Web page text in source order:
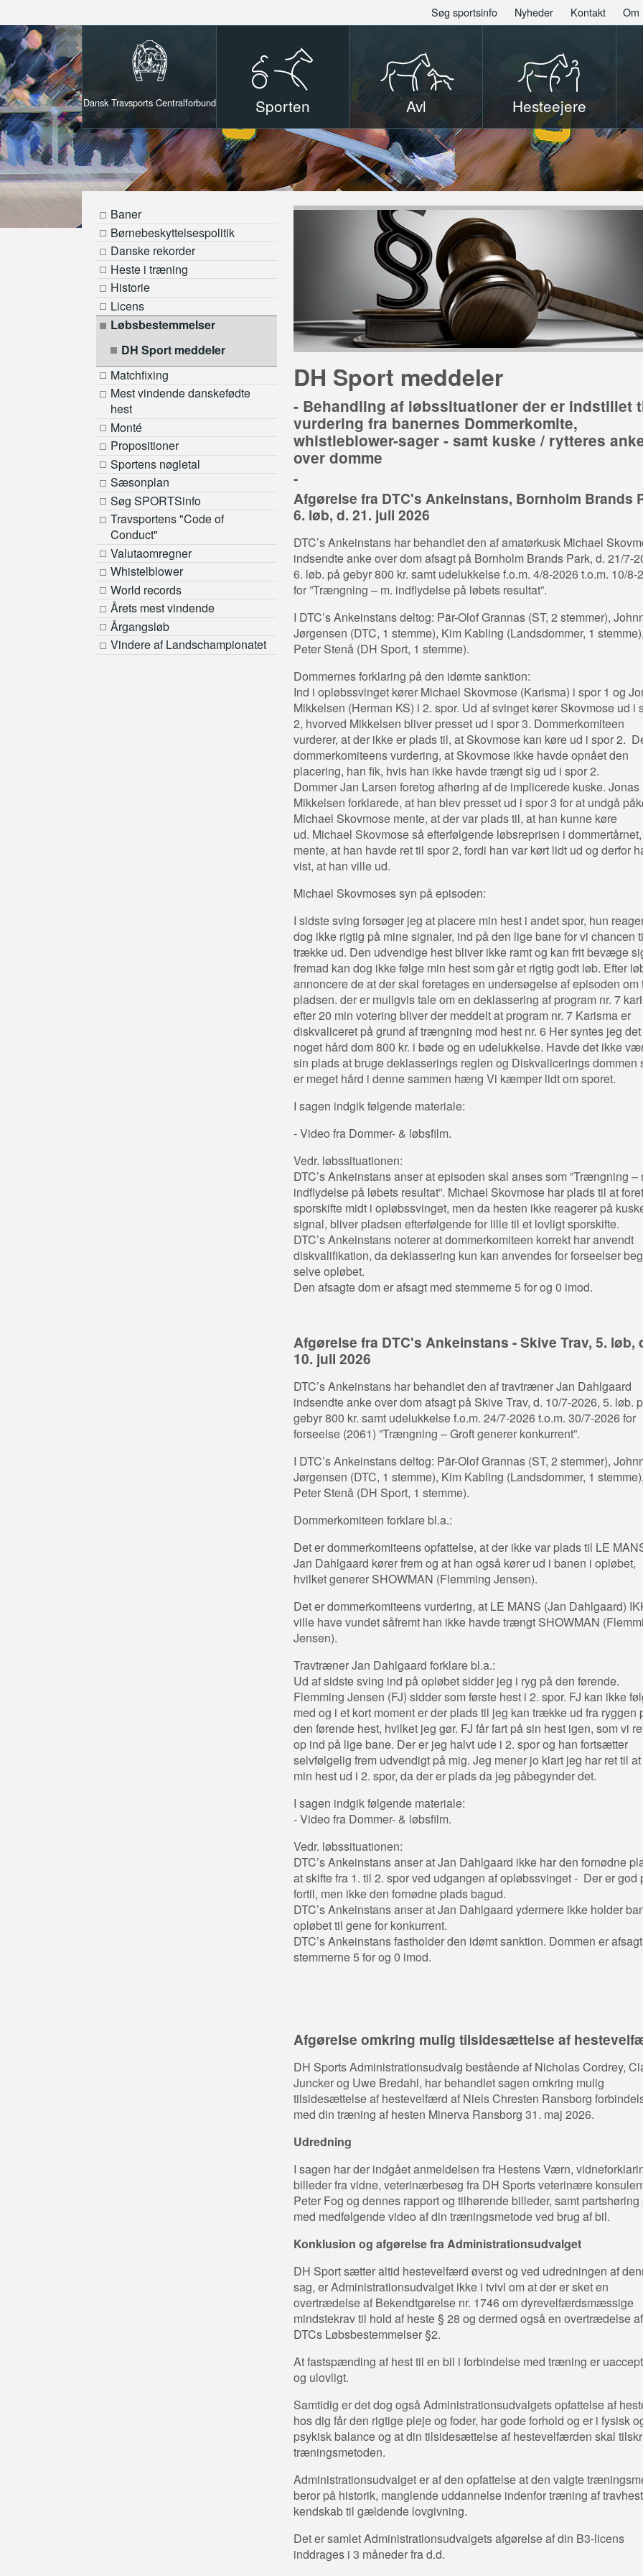
Søg sportsinfo Nyheder Kontakt Om
Dansk Travsports Centralforbund Sporten Avl Hesteejere
Baner
Børnebeskyttelsespolitik
Danske rekorder
Heste i træning
Historie
Licens
Løbsbestemmelser
DH Sport meddeler
Matchfixing
Mest vindende danskefødte
hest
Monté
Propositioner
Sportens nøgletal
Sæsonplan
Søg SPORTSinfo
Travsportens "Code of
Conduct"
Valutaomregner
Whistelblower
World records
Årets mest vindende
Årgangsløb
Vindere af Landschampionatet
DH Sport meddeler
- Behandling af løbssituationer der er indstillet
vurdering fra banernes Dommerkomite,
whistleblower-sager - samt kuske / rytteres
over domme
-
Afgørelse fra DTC's Ankeinstans, Bornholm Brands
6. løb, d. 21. juli 2026
DTC’s Ankeinstans har behandlet den af amatørkusk Michael
indsendte anke over dom afsagt på Bornholm Brands Park, d. 21/7-
6. løb. på gebyr 800 kr. samt udelukkelse f.o.m. 4/8-2026 t.o.m. 10/8-
for ”Trængning – m. indflydelse på løbets resultat”.
I DTC’s Ankeinstans deltog: Pär-Olof Grannas (ST, 2 stemmer),
Jørgensen (DTC, 1 stemme), Kim Kabling (Landsdommer, 1 stemme),
Peter Stenå (DH Sport, 1 stemme).
Dommernes forklaring på den idømte sanktion:
Ind i opløbssvinget kører Michael Skovmose (Karisma) i spor 1 og
Mikkelsen (Herman KS) i 2. spor. Ud af svinget kører Skovmose ud i
2, hvorved Mikkelsen bliver presset ud i spor 3. Dommerkomiteen
vurderer, at der ikke er plads til, at Skovmose kan køre ud i spor 2.
dommerkomiteens vurdering, at Skovmose ikke havde opnået den
placering, han fik, hvis han ikke havde trængt sig ud i spor 2.
Dommer Jan Larsen foretog afhøring af de implicerede kuske. Jonas
Mikkelsen forklarede, at han blev presset ud i spor 3 for at undgå
Michael Skovmose mente, at der var plads til, at han kunne køre
ud. Michael Skovmose så efterfølgende løbsreprisen i
mente, at han havde ret til spor 2, fordi han var kørt lidt ud og derfor
vist, at han ville ud.
Michael Skovmoses syn på episoden:
I sidste sving forsøger jeg at placere min hest i andet spor, hun
dog ikke rigtig på mine signaler, ind på den lige bane for vi chancen
trække ud. Den udvendige hest bliver ikke ramt og kan frit bevæge
fremad kan dog ikke følge min hest som går et rigtig godt løb. Efter
annoncere de at der skal foretages en undersøgelse af episoden om
pladsen. der er muligvis tale om en deklassering af program nr. 7
efter 20 min votering bliver der meddelt at program nr. 7 Karisma er
diskvaliceret på grund af trængning mod hest nr. 6 Her syntes jeg det
noget hård dom 800 kr. i bøde og en udelukkelse. Havde det ikke
sin plads at bruge deklasserings reglen og Diskvalicerings dommen
er meget hård i denne sammen hæng Vi kæmper lidt om sporet.
I sagen indgik følgende materiale:
- Video fra Dommer- & løbsfilm.
Vedr. løbssituationen:
DTC’s Ankeinstans anser at episoden skal anses som ”Trængning –
indflydelse på løbets resultat”. Michael Skovmose har plads til at
sporskifte midt i opløbssvinget, men da hesten ikke reagerer på
signal, bliver pladsen efterfølgende for lille til et lovligt sporskifte.
DTC’s Ankeinstans noterer at dommerkomiteen korrekt har anvendt
diskvalifikation, da deklassering kun kan anvendes for forseelser
selve opløbet.
Den afsagte dom er afsagt med stemmerne 5 for og 0 imod.
Afgørelse fra DTC's Ankeinstans - Skive Trav, 5. løb,
10. juli 2026
DTC’s Ankeinstans har behandlet den af travtræner Jan Dahlgaard
indsendte anke over dom afsagt på Skive Trav, d. 10/7-2026, 5. løb.
gebyr 800 kr. samt udelukkelse f.o.m. 24/7-2026 t.o.m. 30/7-2026 for
forseelse (2061) ”Trængning – Groft generer konkurrent”.
I DTC’s Ankeinstans deltog: Pär-Olof Grannas (ST, 2 stemmer),
Jørgensen (DTC, 1 stemme), Kim Kabling (Landsdommer, 1 stemme),
Peter Stenå (DH Sport, 1 stemme).
Dommerkomiteen forklare bl.a.:
Det er dommerkomiteens opfattelse, at der ikke var plads til LE
Jan Dahlgaard kører frem og at han også kører ud i banen i opløbet,
hvilket generer SHOWMAN (Flemming Jensen).
Det er dommerkomiteens vurdering, at LE MANS (Jan Dahlgaard)
ville have vundet såfremt han ikke havde trængt SHOWMAN
Jensen).
Travtræner Jan Dahlgaard forklare bl.a.:
Ud af sidste sving ind på opløbet sidder jeg i ryg på den førende.
Flemming Jensen (FJ) sidder som første hest i 2. spor. FJ kan ikke
med og i et kort moment er der plads til jeg kan trække ud fra ryggen
den førende hest, hvilket jeg gør. FJ får fart på sin hest igen, som vi
op ind på lige bane. Der er jeg halvt ude i 2. spor og han fortsætter
selvfølgelig frem udvendigt på mig. Jeg mener jo klart jeg har ret til
min hest ud i 2. spor, da der er plads da jeg påbegynder det.
I sagen indgik følgende materiale:
- Video fra Dommer- & løbsfilm.
Vedr. løbssituationen:
DTC’s Ankeinstans anser at Jan Dahlgaard ikke har den fornødne
at skifte fra 1. til 2. spor ved udgangen af opløbssvinget - Der er god
fortil, men ikke den fornødne plads bagud.
DTC’s Ankeinstans anser at Jan Dahlgaard ydermere ikke holder
opløbet til gene for konkurrent.
DTC’s Ankeinstans fastholder den idømt sanktion. Dommen er
stemmerne 5 for og 0 imod.
Afgørelse omkring mulig tilsidesættelse af
DH Sports Administrationsudvalg bestående af Nicholas Cordrey,
Juncker og Uwe Bredahl, har behandlet sagen omkring mulig
tilsidesættelse af hestevelfærd af Niels Chresten Ransborg
med din træning af hesten Minerva Ransborg 31. maj 2026.
Udredning
I sagen har der indgået anmeldelsen fra Hestens Værn,
billeder fra vidne, veterinærbesøg fra DH Sports veterinære
Peter Fog og dennes rapport og tilhørende billeder, samt partshøring
med medfølgende video af din træningsmetode ved brug af bil.
Konklusion og afgørelse fra Administrationsudvalget
DH Sport sætter altid hestevelfærd øverst og ved udredningen af
sag, er Administrationsudvalget ikke i tvivl om at der er sket en
overtrædelse af Bekendtgørelse nr. 1746 om dyrevelfærdsmæssige
mindstekrav til hold af heste § 28 og dermed også en overtrædelse af
DTCs Løbsbestemmelser §2.
At fastspænding af hest til en bil i forbindelse med træning er
og ulovligt.
Samtidig er det dog også Administrationsudvalgets opfattelse af
hos dig får den rigtige pleje og foder, har gode forhold og er i fysisk
psykisk balance og at din tilsidesættelse af hestevelfærden skal
træningsmetoden.
Administrationsudvalget er af den opfattelse at den valgte
beror på historik, manglende uddannelse indenfor træning af
kendskab til gældende lovgivning.
Det er samlet Administrationsudvalgets afgørelse af din B3-licens
inddrages i 3 måneder fra d.d.